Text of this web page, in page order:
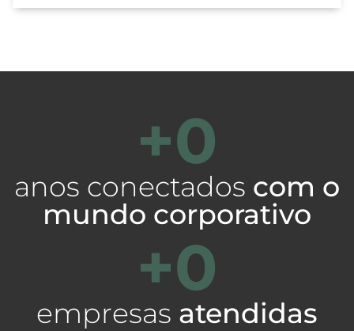
+0
anos conectados com o
mundo corporativo
+0
empresas atendidas